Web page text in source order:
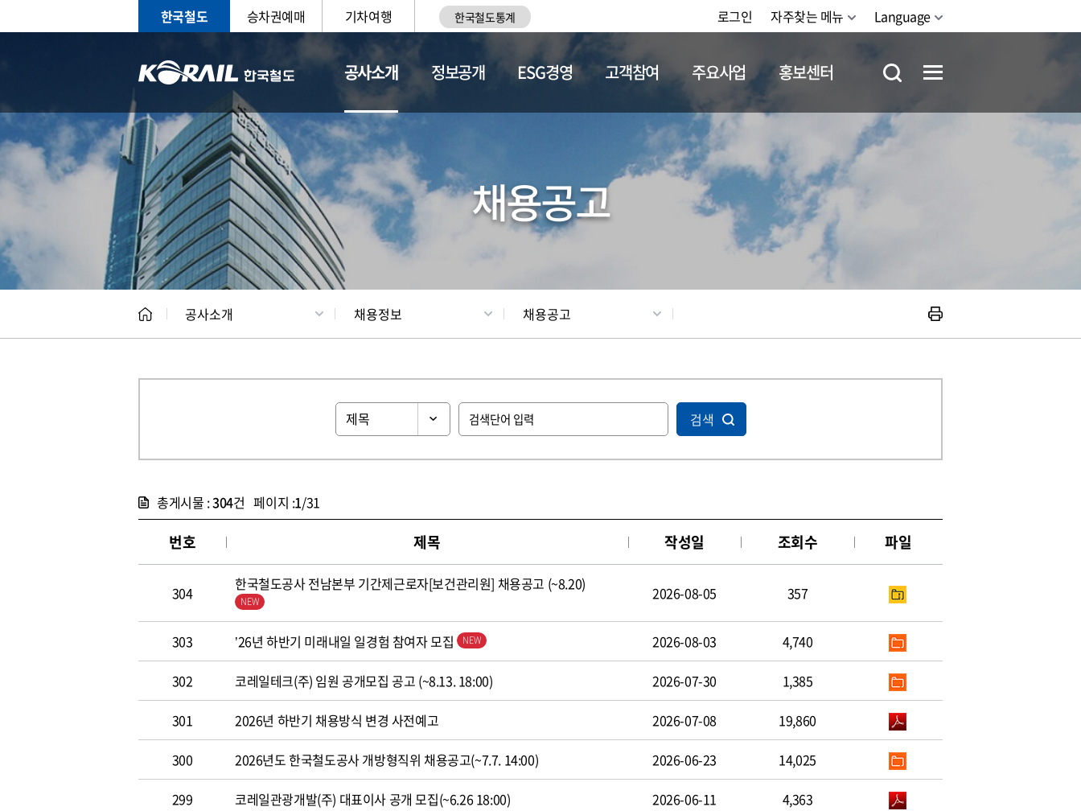
한국철도 승차권예매 기차여행 한국철도통계 로그인 자주찾는 메뉴 Language
공사소개
CEO 일반현황 채용정보
정보공개 ESG경영 고객참여 주요사업 홍보센터
채용공고
공사소개 채용정보 채용공고
검색
총게시물 :304건 페이지 :1/31
번호 제목 작성일 조회수 파일
304 한국철도공사 전남본부 기간제근로자[보건관리원] 채용공고 (~8.20) 2026-08-05 357
303 ’26년 하반기 미래내일 일경험 참여자 모집 2026-08-03 4,740
302 코레일테크(주) 임원 공개모집 공고 (~8.13. 18:00) 2026-07-30 1,385
301 2026년 하반기 채용방식 변경 사전예고 2026-07-08 19,860
300 2026년도 한국철도공사 개방형직위 채용공고(~7.7. 14:00) 2026-06-23 14,025
299 코레일관광개발(주) 대표이사 공개 모집(~6.26 18:00) 2026-06-11 4,363